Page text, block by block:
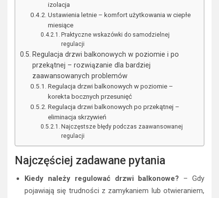
izolacja
Ustawienia letnie – komfort użytkowania w ciepłe
miesiące
Praktyczne wskazówki do samodzielnej
regulacji
Regulacja drzwi balkonowych w poziomie i po
przekątnej – rozwiązanie dla bardziej
zaawansowanych problemów
Regulacja drzwi balkonowych w poziomie –
korekta bocznych przesunięć
Regulacja drzwi balkonowych po przekątnej –
eliminacja skrzywień
Najczęstsze błędy podczas zaawansowanej
regulacji
Najczęściej zadawane pytania
Kiedy należy regulować drzwi balkonowe? – Gdy
pojawiają się trudności z zamykaniem lub otwieraniem,